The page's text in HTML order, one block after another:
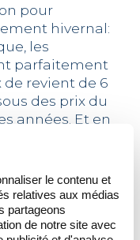
le contenu et
relatives aux médias
partageons
de notre site avec
pour
hivernal:
les
parfaitement
revient de 6
des prix du
années. Et en
en
situer dans le
avec
le
l’éolien est